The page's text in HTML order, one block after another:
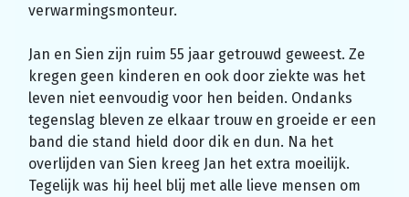
verwarmingsmonteur.
Jan en Sien zijn ruim 55 jaar getrouwd geweest. Ze
kregen geen kinderen en ook door ziekte was het
leven niet eenvoudig voor hen beiden. Ondanks
tegenslag bleven ze elkaar trouw en groeide er een
band die stand hield door dik en dun. Na het
overlijden van Sien kreeg Jan het extra moeilijk.
Tegelijk was hij heel blij met alle lieve mensen om